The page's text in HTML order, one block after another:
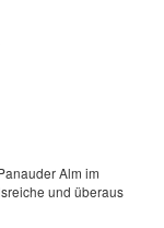
Alm im
und überaus